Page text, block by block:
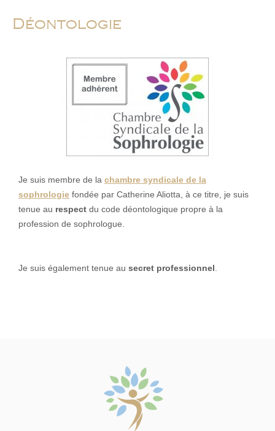
Déontologie
Je suis membre de la chambre syndicale de la
sophrologie fondée par Catherine Aliotta, à ce titre, je suis
tenue au respect du code déontologique propre à la
profession de sophrologue.
Je suis également tenue au secret professionnel